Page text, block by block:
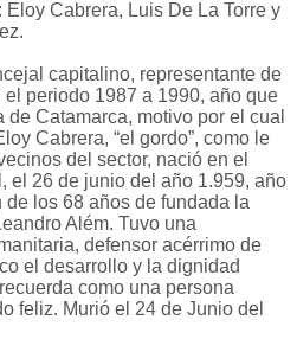
Cabrera, Luis De La Torre y
capitalino, representante de
periodo 1987 a 1990, año que
Catamarca, motivo por el cual
Cabrera, “el gordo”, como le
del sector, nació en el
el 26 de junio del año 1.959, año
los 68 años de fundada la
Além. Tuvo una
defensor acérrimo de
el desarrollo y la dignidad
como una persona
feliz. Murió el 24 de Junio del